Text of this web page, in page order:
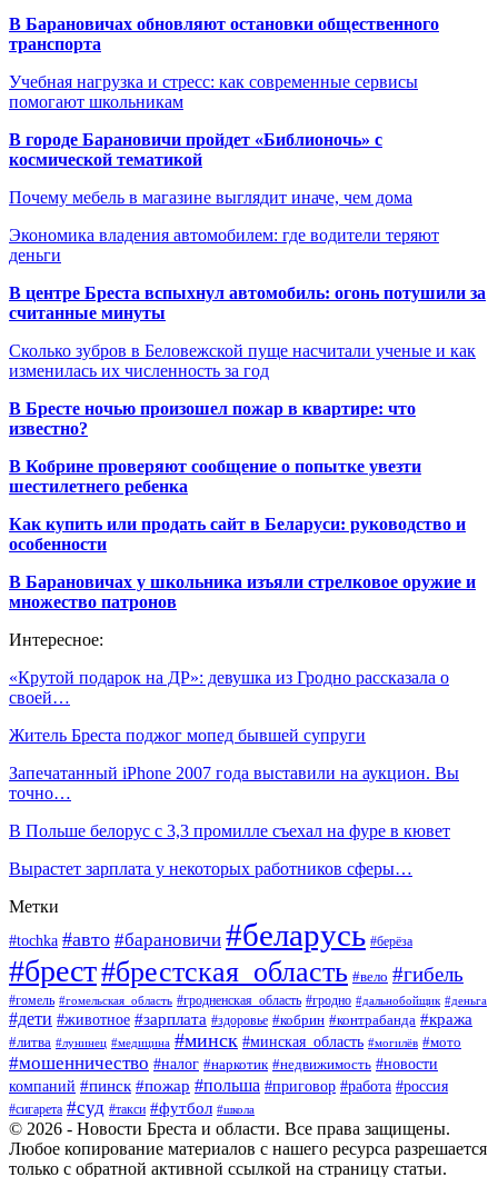
В Барановичах обновляют остановки общественного
транспорта
Учебная нагрузка и стресс: как современные сервисы
помогают школьникам
В городе Барановичи пройдет «Библионочь» с
космической тематикой
Почему мебель в магазине выглядит иначе, чем дома
Экономика владения автомобилем: где водители теряют
деньги
В центре Бреста вспыхнул автомобиль: огонь потушили за
считанные минуты
Сколько зубров в Беловежской пуще насчитали ученые и как
изменилась их численность за год
В Бресте ночью произошел пожар в квартире: что
известно?
В Кобрине проверяют сообщение о попытке увезти
шестилетнего ребенка
Как купить или продать сайт в Беларуси: руководство и
особенности
В Барановичах у школьника изъяли стрелковое оружие и
множество патронов
Интересное:
«Крутой подарок на ДР»: девушка из Гродно рассказала о
своей…
Житель Бреста поджог мопед бывшей супруги
Запечатанный iPhone 2007 года выставили на аукцион. Вы
точно…
В Польше белорус с 3,3 промилле съехал на фуре в кювет
Вырастет зарплата у некоторых работников сферы…
Метки
#tochka #авто #барановичи #беларусь #берёза
#брест#брестская_область #вело #гибель
#гомель #гомельская_область #гродненская_область #гродно #дальнобойщик #деньга
#дети #животное #зарплата #здоровье #кобрин #контрабанда #кража
#литва #лунинец #медицина #минск #минская_область #могилёв #мото
#мошенничество #налог #наркотик #недвижимость #новости
компаний #пинск #пожар #польша #приговор #работа #россия
#сигарета #суд #такси #футбол #школа
© 2026 - Новости Бреста и области. Все права защищены.
Любое копирование материалов с нашего ресурса разрешается
только с обратной активной ссылкой на страницу статьи.